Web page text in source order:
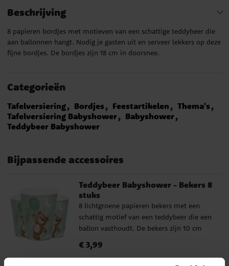
Beschrijving
8 papieren bordjes met motieven van een schattige teddybeer die
aan ballonnen hangt. Nodig je gasten uit en serveer lekkers op deze
fijne bordjes. De bordjes zijn 18 cm in doorsnee.
Categorieën
Tafelversiering Bordjes Feestartikelen
Thema's
Tafelversiering Babyshower
Babyshower
Teddybeer Babyshower
Bijpassende accessoires
Teddybeer Babyshower - Bekers 8
stuks
8 lichtgroene papieren bekers met een
schattig motief van een teddybeer die een
ballon vasthoudt. De bekers zijn 10 cm
Prijs:€ 3,99
€ 3,99